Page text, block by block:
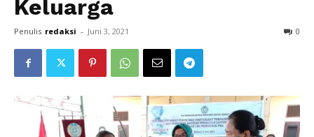
Keluarga
Penulis redaksi - Juni 3, 2021 0